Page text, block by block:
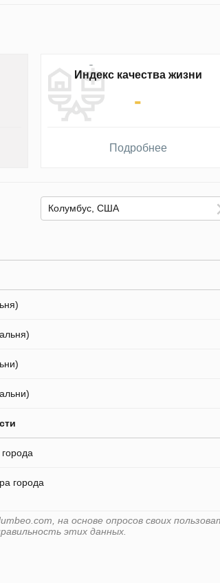
Индекс качества жизни
-
Подробнее
города
на основе опросов своих
этих данных.